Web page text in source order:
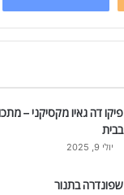
פיקו דה גאיו מקסיקני –
בבית
יולי 9, 2025
שפונדרה בתנור